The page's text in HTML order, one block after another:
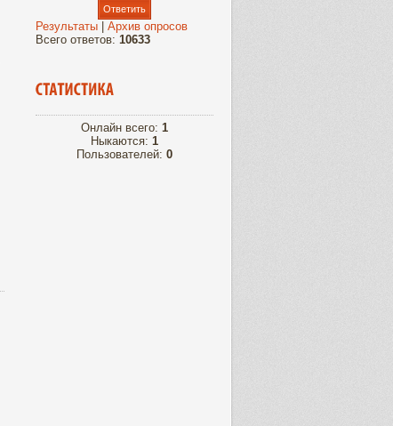
Результаты
Архив опросов
Всего ответов: 10633
Онлайн всего: 1
Ныкаются: 1
Пользователей: 0